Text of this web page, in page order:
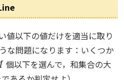
値以下の値だけを適当に取り
な問題になります：いくつか
個以下を選んで，和集合の大